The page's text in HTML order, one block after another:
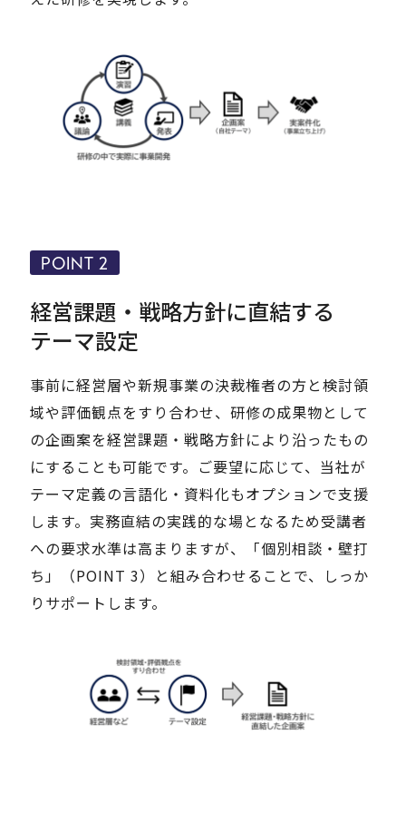
経営課題・戦略方針に直結する
テーマ設定
POINT 2
事前に経営層や新規事業の決裁権者の方と検討領
域や評価観点をすり合わせ、研修の成果物として
の企画案を経営課題・戦略方針により沿ったもの
にすることも可能です。ご要望に応じて、当社が
テーマ定義の言語化・資料化もオプションで支援
します。実務直結の実践的な場となるため受講者
への要求水準は高まりますが、「個別相談・壁打
ち」（POINT 3）と組み合わせることで、しっか
りサポートします。